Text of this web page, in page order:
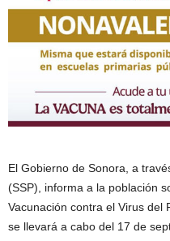
El Gobierno de Sonora, a
(SSP), informa a la población
Vacunación contra el Virus del
se llevará a cabo del 17 de